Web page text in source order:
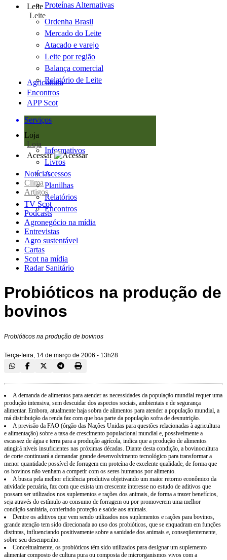
Proteínas Alternativas
Leite
Leite
Ordenha Brasil
Mercado do Leite
Atacado e varejo
Leite por região
Balança comercial
Relatório de Leite
Agricultura
Encontros
APP Scot
Serviços
Loja
Loja
Informativos
Livros
Acessos
Planilhas
Relatórios
Encontros
Acessar
Notícias
Clima
Artigos
TV Scot
Podcasts
Agronegócio na mídia
Entrevistas
Agro sustentável
Cartas
Scot na mídia
Radar Sanitário
Probióticos na produção de
bovinos
Probióticos na produção de bovinos
Terça-feira, 14 de março de 2006 - 13h28
A demanda de alimentos para atender as necessidades da população mundial requer uma
produção intensiva, sem descuidar dos aspectos sociais, ambientais e de segurança
alimentar. Embora, atualmente haja sobra de alimentos para atender a população mundial, a
má distribuição da renda faz com que boa parte da população sofra de desnutrição.
A previsão da FAO (órgão das Nações Unidas para questões relacionadas à agricultura
e alimentação) sobre a taxa de crescimento populacional mundial e, possivelmente a
escassez de água e terra para a produção agrícola, indica que a produção de alimentos
atingirá níveis insuficientes nas próximas décadas. Diante desta condição, a bovinocultura
de corte continuará a demandar grande desenvolvimento tecnológico para transformar a
menor quantidade possível de forragem em proteína de excelente qualidade, de forma que
os bovinos não venham a competir com os seres humanos por alimento.
A busca pela melhor eficiência produtiva objetivando um maior retorno econômico da
atividade pecuária, faz com que exista um crescente interesse no estudo de aditivos que
possam ser utilizados nos suplementos e rações dos animais, de forma a trazer benefícios,
seja através do estímulo ao consumo de forragem ou por promoverem uma melhor
condição sanitária, conferindo proteção e saúde aos animais.
Dentre os aditivos que vem sendo utilizados nos suplementos e rações para bovinos,
grande atenção tem sido direcionada ao uso dos probióticos, que se enquadram em funções
distintas, influenciando positivamente sobre a sanidade dos animais e, conseqüentemente,
sobre seu desempenho.
Conceitualmente, os probióticos têm sido utilizados para designar um suplemento
alimentar composto de cultura pura ou composta de microrganismos vivos com a